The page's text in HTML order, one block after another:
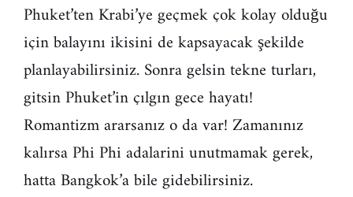
Phuket’ten Krabi’ye geçmek çok kolay olduğu
için balayını ikisini de kapsayacak şekilde
planlayabilirsiniz. Sonra gelsin tekne turları,
gitsin Phuket’in çılgın gece hayatı!
Romantizm ararsanız o da var! Zamanınız
kalırsa Phi Phi adalarini unutmamak gerek,
hatta Bangkok’a bile gidebilirsiniz.